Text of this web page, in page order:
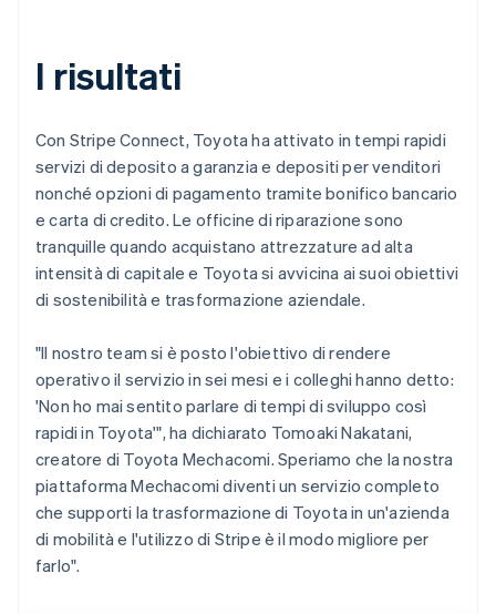
I risultati
Con Stripe Connect, Toyota ha attivato in tempi rapidi
servizi di deposito a garanzia e depositi per venditori
nonché opzioni di pagamento tramite bonifico bancario
e carta di credito. Le officine di riparazione sono
tranquille quando acquistano attrezzature ad alta
intensità di capitale e Toyota si avvicina ai suoi obiettivi
di sostenibilità e trasformazione aziendale.
"Il nostro team si è posto l'obiettivo di rendere
operativo il servizio in sei mesi e i colleghi hanno detto:
'Non ho mai sentito parlare di tempi di sviluppo così
rapidi in Toyota'", ha dichiarato Tomoaki Nakatani,
creatore di Toyota Mechacomi. Speriamo che la nostra
piattaforma Mechacomi diventi un servizio completo
che supporti la trasformazione di Toyota in un'azienda
di mobilità e l'utilizzo di Stripe è il modo migliore per
farlo".